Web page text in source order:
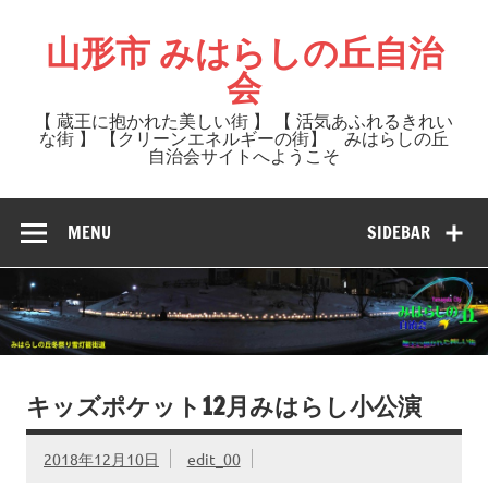
content山形市 みはらしの丘自治
会
【 蔵王に抱かれた美しい街 】 【 活気あふれるきれい
な街 】 【クリーンエネルギーの街】 みはらしの丘
自治会サイトへようこそ
SIDEBAR
MENU
キッズポケット12月みはらし小公演
2018年12月10日 edit_00